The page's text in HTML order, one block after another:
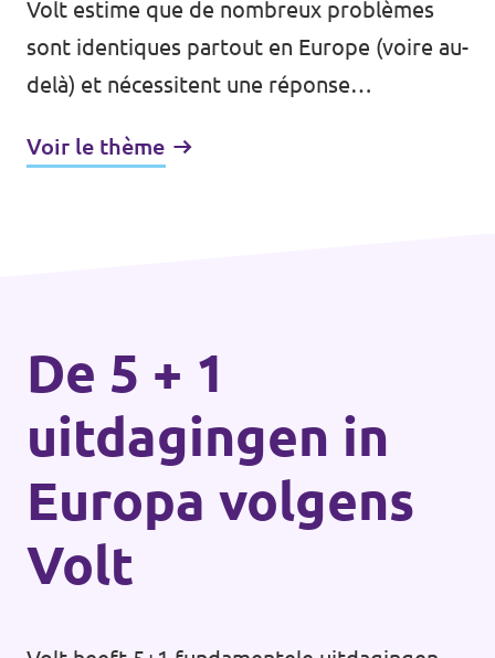
Volt estime que de nombreux problèmes
sont identiques partout en Europe (voire au-
delà) et nécessitent une réponse
logique de transférer des compétences d'un
Voir le thème
De 5 + 1
uitdagingen in
Europa volgens
Volt